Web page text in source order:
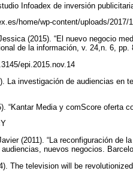
Infoadex de inversión
home/wp-content/uploads/
(2015). “El nuevo negocio
de la información, v. 24,n. 6,
epi.2015.nov.14
La investigación de audiencias en
“Kantar Media y comScore oferta
(2011). “La reconfiguración de
nuevos negocios.
The television will be